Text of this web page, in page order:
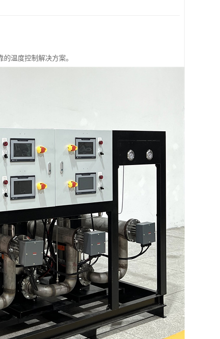
温度控制解决方案。